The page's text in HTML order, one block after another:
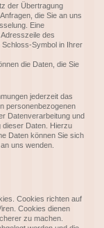
der Übertragung
die Sie an uns
Eine
des
Schloss-Symbol in Ihrer
die Daten, die Sie
jederzeit das
personenbezogenen
Datenverarbeitung und
dieser Daten. Hierzu
Daten können Sie sich
uns wenden.
Cookies richten auf
Cookies dienen
zu machen.